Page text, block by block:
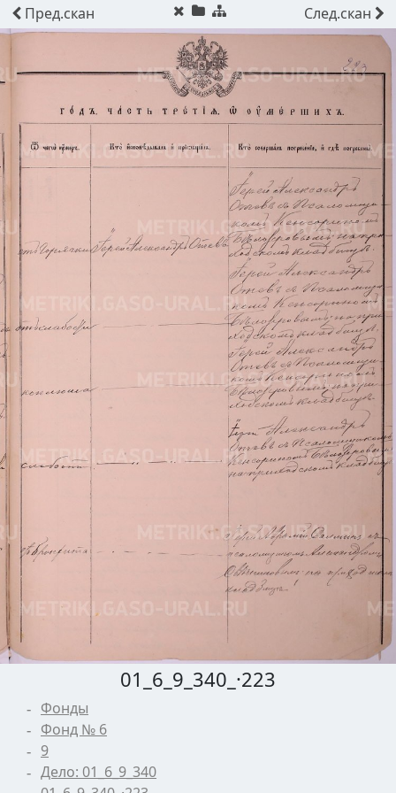
Пред.скан След.скан
01_6_9_340_·223
Фонды
Фонд № 6
9
Дело: 01_6_9_340